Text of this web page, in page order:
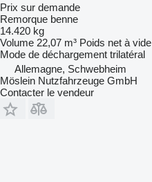
Prix sur demande
Remorque benne
14.420 kg
Volume 22,07 m³ Poids net à vide
Mode de déchargement trilatéral
Allemagne, Schwebheim
Möslein Nutzfahrzeuge GmbH
Contacter le vendeur